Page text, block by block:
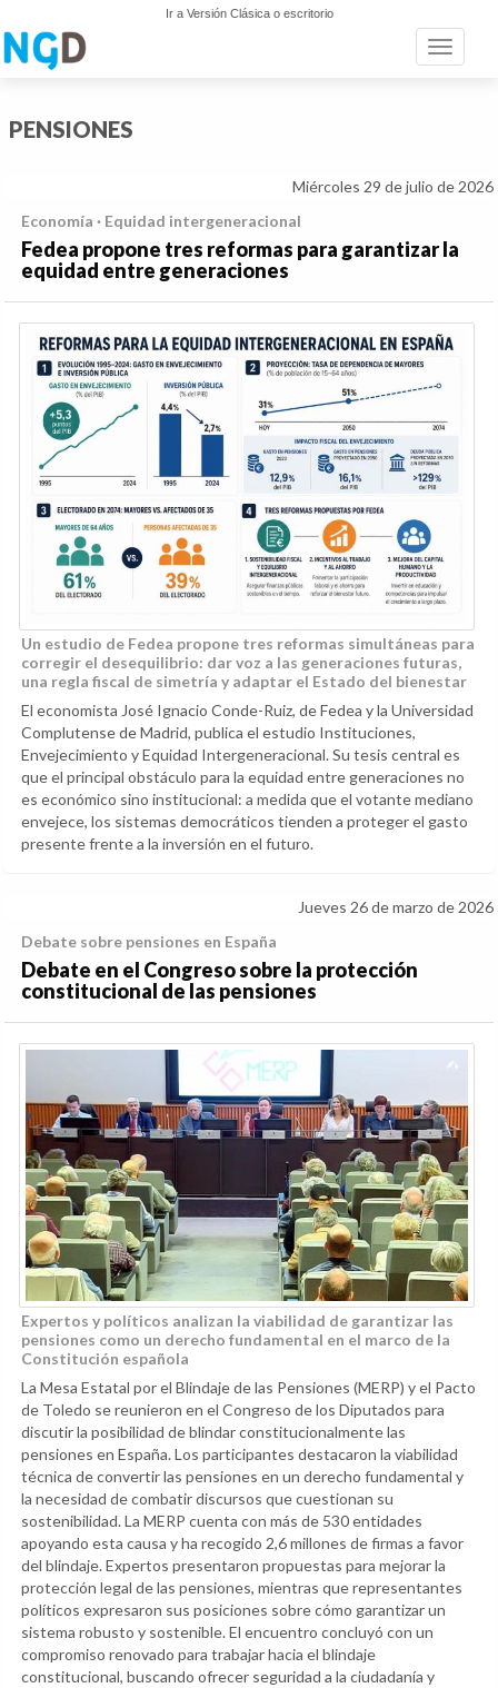
Ir a Versión Clásica o escritorio
Toggle
PENSIONES
Miércoles 29 de julio de 2026
Economía · Equidad intergeneracional
Fedea propone tres reformas para garantizar la
equidad entre generaciones
Un estudio de Fedea propone tres reformas simultáneas para
corregir el desequilibrio: dar voz a las generaciones futuras,
una regla fiscal de simetría y adaptar el Estado del bienestar
El economista José Ignacio Conde-Ruiz, de Fedea y la Universidad
Complutense de Madrid, publica el estudio Instituciones,
Envejecimiento y Equidad Intergeneracional. Su tesis central es
que el principal obstáculo para la equidad entre generaciones no
es económico sino institucional: a medida que el votante mediano
envejece, los sistemas democráticos tienden a proteger el gasto
presente frente a la inversión en el futuro.
Jueves 26 de marzo de 2026
Debate sobre pensiones en España
Debate en el Congreso sobre la protección
constitucional de las pensiones
Expertos y políticos analizan la viabilidad de garantizar las
pensiones como un derecho fundamental en el marco de la
Constitución española
La Mesa Estatal por el Blindaje de las Pensiones (MERP) y el Pacto
de Toledo se reunieron en el Congreso de los Diputados para
discutir la posibilidad de blindar constitucionalmente las
pensiones en España. Los participantes destacaron la viabilidad
técnica de convertir las pensiones en un derecho fundamental y
la necesidad de combatir discursos que cuestionan su
sostenibilidad. La MERP cuenta con más de 530 entidades
apoyando esta causa y ha recogido 2,6 millones de firmas a favor
del blindaje. Expertos presentaron propuestas para mejorar la
protección legal de las pensiones, mientras que representantes
políticos expresaron sus posiciones sobre cómo garantizar un
sistema robusto y sostenible. El encuentro concluyó con un
compromiso renovado para trabajar hacia el blindaje
constitucional, buscando ofrecer seguridad a la ciudadanía y